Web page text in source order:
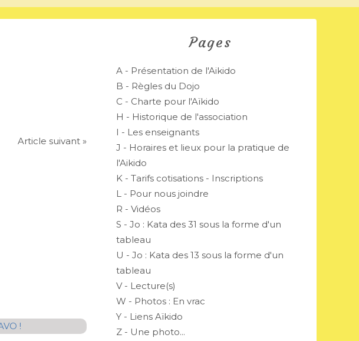
Article suivant »
Pages
A - Présentation de l'Aikido
B - Règles du Dojo
C - Charte pour l'Aïkido
H - Historique de l'association
I - Les enseignants
J - Horaires et lieux pour la pratique de
l'Aikido
K - Tarifs cotisations - Inscriptions
L - Pour nous joindre
R - Vidéos
S - Jo : Kata des 31 sous la forme d'un
tableau
U - Jo : Kata des 13 sous la forme d'un
tableau
V - Lecture(s)
W - Photos : En vrac
Y - Liens Aïkido
Z - Une photo...